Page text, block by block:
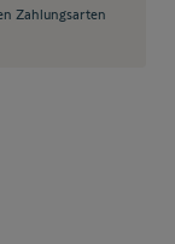
Zahlungsarten